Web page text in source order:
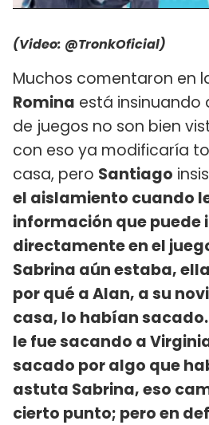
(Video: @TronkOficial)
Muchos comentaron en
Romina está insinuando
de juegos no son bien
con eso ya modificaría
casa, pero Santiago
el aislamiento cuando
información que puede
directamente en el
Sabrina aún estaba,
por qué a Alan, a su
casa, lo habían
le fue sacando a
sacado por algo que
astuta Sabrina, eso
cierto punto; pero en